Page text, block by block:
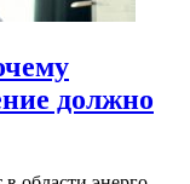
должно